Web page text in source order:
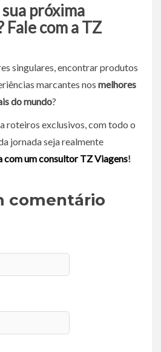
próxima
Fale com a TZ
singulares, encontrar produtos
marcantes nos melhores
do mundo?
roteiros exclusivos, com todo o
jornada seja realmente
com um consultor TZ Viagens!
comentário